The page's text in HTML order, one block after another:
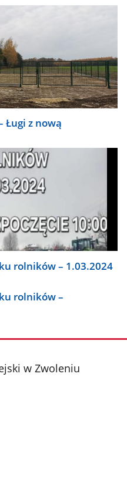
Ługi z nową
rolników – 1.03.2024
rolników –
w Zwoleniu